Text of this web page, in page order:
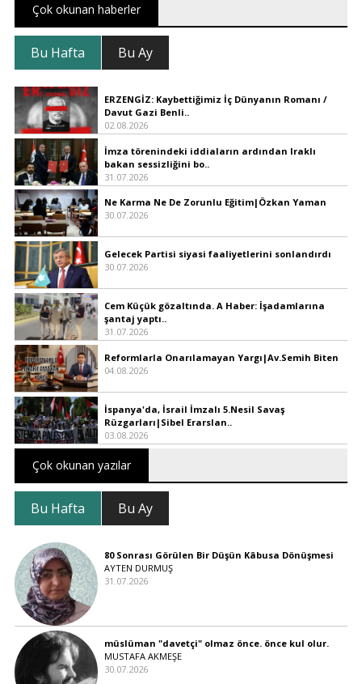
Çok okunan haberler
Bu Hafta Bu Ay
ERZENGİZ: Kaybettiğimiz İç Dünyanın Romanı /
Davut Gazi Benli..
02.08.2026
İmza törenindeki iddiaların ardından Iraklı
bakan sessizliğini bo..
31.07.2026
Ne Karma Ne De Zorunlu Eğitim|Özkan Yaman
30.07.2026
Gelecek Partisi siyasi faaliyetlerini sonlandırdı
30.07.2026
Cem Küçük gözaltında. A Haber: İşadamlarına
şantaj yaptı..
31.07.2026
Reformlarla Onarılamayan Yargı|Av.Semih Biten
04.08.2026
İspanya'da, İsrail İmzalı 5.Nesil Savaş
Rüzgarları|Sibel Erarslan..
03.08.2026
Çok okunan yazılar
Bu Hafta Bu Ay
80 Sonrası Görülen Bir Düşün Kâbusa Dönüşmesi
AYTEN DURMUŞ
31.07.2026
müslüman "davetçi" olmaz önce. önce kul olur.
MUSTAFA AKMEŞE
30.07.2026